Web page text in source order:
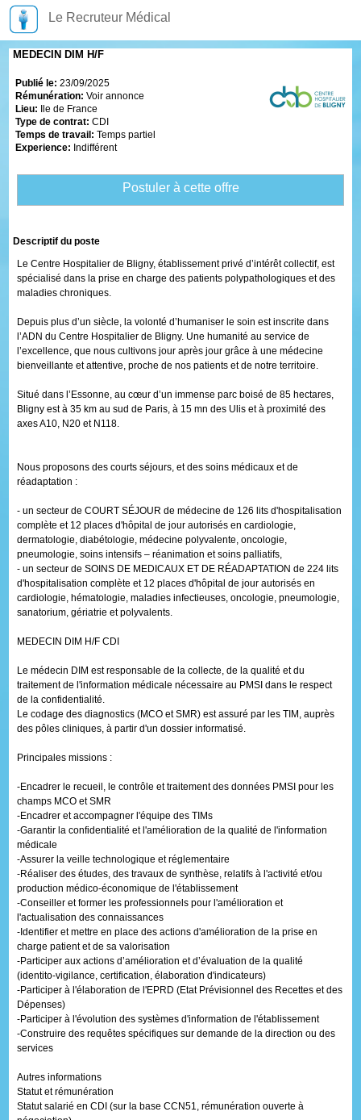
Le Recruteur Médical
MEDECIN DIM H/F
Publié le: 23/09/2025
Rémunération: Voir annonce
Lieu:
Ile de France
Type de contrat: CDI
Temps de travail: Temps partiel
Experience: Indifférent
Postuler à cette offre
Descriptif du poste
Le Centre Hospitalier de Bligny, établissement privé d’intérêt collectif, est
spécialisé dans la prise en charge des patients polypathologiques et des
maladies chroniques.
Depuis plus d’un siècle, la volonté d’humaniser le soin est inscrite dans
l’ADN du Centre Hospitalier de Bligny. Une humanité au service de
l’excellence, que nous cultivons jour après jour grâce à une médecine
bienveillante et attentive, proche de nos patients et de notre territoire.
Situé dans l’Essonne, au cœur d’un immense parc boisé de 85 hectares,
Bligny est à 35 km au sud de Paris, à 15 mn des Ulis et à proximité des
axes A10, N20 et N118.
Nous proposons des courts séjours, et des soins médicaux et de
réadaptation :
- un secteur de COURT SÉJOUR de médecine de 126 lits d'hospitalisation
complète et 12 places d'hôpital de jour autorisés en cardiologie,
dermatologie, diabétologie, médecine polyvalente, oncologie,
pneumologie, soins intensifs – réanimation et soins palliatifs,
- un secteur de SOINS DE MEDICAUX ET DE RÉADAPTATION de 224 lits
d'hospitalisation complète et 12 places d'hôpital de jour autorisés en
cardiologie, hématologie, maladies infectieuses, oncologie, pneumologie,
sanatorium, gériatrie et polyvalents.
MEDECIN DIM H/F CDI
Le médecin DIM est responsable de la collecte, de la qualité et du
traitement de l'information médicale nécessaire au PMSI dans le respect
de la confidentialité.
Le codage des diagnostics (MCO et SMR) est assuré par les TIM, auprès
des pôles cliniques, à partir d'un dossier informatisé.
Principales missions :
-Encadrer le recueil, le contrôle et traitement des données PMSI pour les
champs MCO et SMR
-Encadrer et accompagner l'équipe des TIMs
-Garantir la confidentialité et l'amélioration de la qualité de l'information
médicale
-Assurer la veille technologique et réglementaire
-Réaliser des études, des travaux de synthèse, relatifs à l'activité et/ou
production médico-économique de l'établissement
-Conseiller et former les professionnels pour l'amélioration et
l'actualisation des connaissances
-Identifier et mettre en place des actions d'amélioration de la prise en
charge patient et de sa valorisation
-Participer aux actions d’amélioration et d’évaluation de la qualité
(identito-vigilance, certification, élaboration d'indicateurs)
-Participer à l'élaboration de l'EPRD (Etat Prévisionnel des Recettes et des
Dépenses)
-Participer à l'évolution des systèmes d'information de l'établissement
-Construire des requêtes spécifiques sur demande de la direction ou des
services
Autres informations
Statut et rémunération
Statut salarié en CDI (sur la base CCN51, rémunération ouverte à